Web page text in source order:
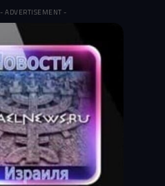
- ADVERTISEMENT -